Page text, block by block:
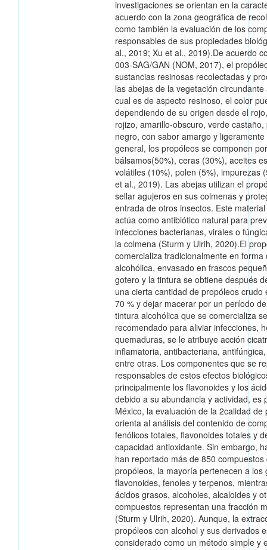
investigaciones se orientan en la
acuerdo con la zona geográfica de
como también la evaluación de los
responsables de sus propiedades
al., 2019; Xu et al., 2019).De acuerdo
003-SAG/GAN (NOM, 2017), el
sustancias resinosas recolectadas y
las abejas de la vegetación
cual es de aspecto resinoso, el color
dependiendo de su origen desde el
rojizo, amarillo-obscuro, verde castaño,
negro, con sabor amargo y
general, los propóleos se componen
bálsamos(50%), ceras (30%), aceites
volátiles (10%), polen (5%), impurezas
et al., 2019). Las abejas utilizan el
sellar agujeros en sus colmenas y
entrada de otros insectos. Este
actúa como antibiótico natural para
infecciones bacterianas, virales o
la colmena (Sturm y Ulrih, 2020).El
comercializa tradicionalmente en forma
alcohólica, envasado en frascos
gotero y la tintura se obtiene después
una cierta cantidad de propóleos crudo
70 % y dejar macerar por un período
tintura alcohólica que se comercializa
recomendado para aliviar infecciones,
quemaduras, se le atribuye acción
inflamatoria, antibacteriana,
entre otras. Los componentes que se
responsables de estos efectos
principalmente los flavonoides y los
debido a su abundancia y actividad, es
México, la evaluación de la 2calidad de
orienta al análisis del contenido de
fenólicos totales, flavonoides totales y
capacidad antioxidante. Sin embargo,
han reportado más de 850 compuestos
propóleos, la mayoría pertenecen a los
flavonoides, fenoles y terpenos,
ácidos grasos, alcoholes, alcaloides y
compuestos representan una fracción
(Sturm y Ulrih, 2020). Aunque, la
propóleos con alcohol y sus derivados
considerado como un método simple y